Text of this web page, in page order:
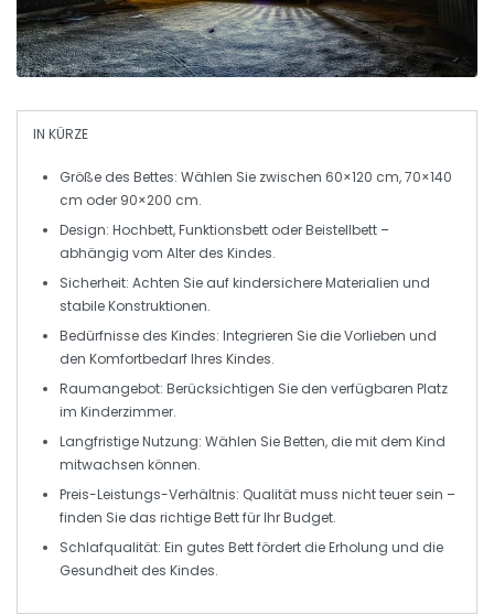
IN KÜRZE
Größe des Bettes: Wählen Sie zwischen 60×120 cm, 70×140
cm oder 90×200 cm.
Design: Hochbett, Funktionsbett oder Beistellbett –
abhängig vom Alter des Kindes.
Sicherheit: Achten Sie auf kindersichere Materialien und
stabile Konstruktionen.
Bedürfnisse des Kindes: Integrieren Sie die Vorlieben und
den Komfortbedarf Ihres Kindes.
Raumangebot: Berücksichtigen Sie den verfügbaren Platz
im Kinderzimmer.
Langfristige Nutzung: Wählen Sie Betten, die mit dem Kind
mitwachsen können.
Preis-Leistungs-Verhältnis: Qualität muss nicht teuer sein –
finden Sie das richtige Bett für Ihr Budget.
Schlafqualität: Ein gutes Bett fördert die Erholung und die
Gesundheit des Kindes.